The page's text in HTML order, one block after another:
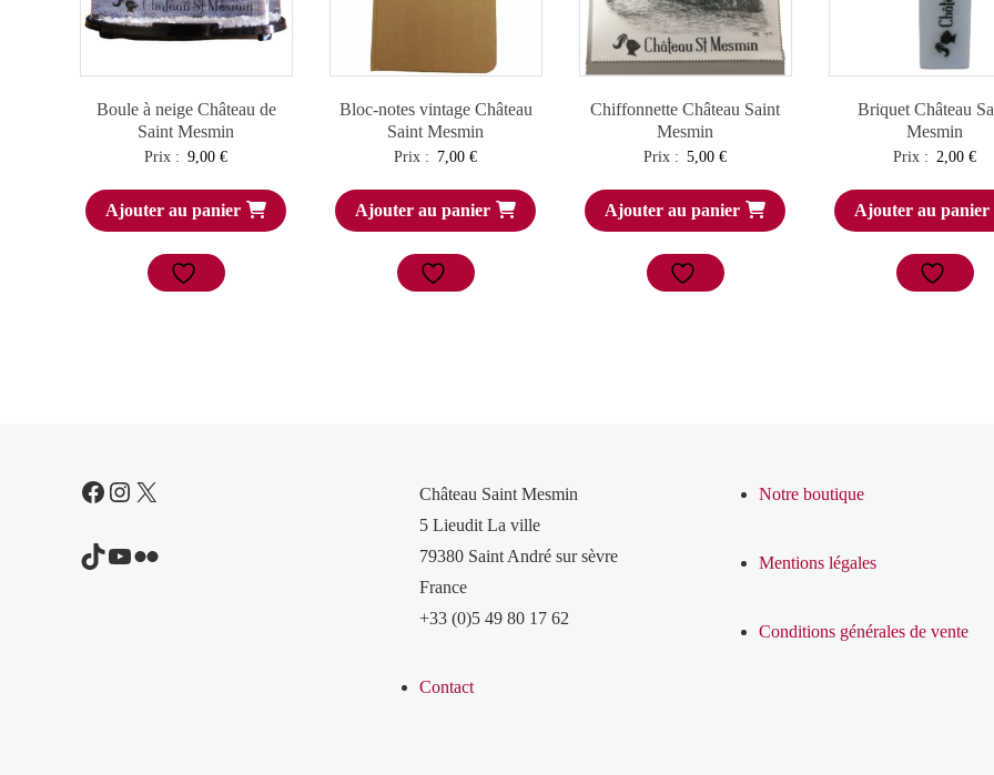
Boule à neige Château de
Saint Mesmin
Prix : 9,00€
Ajouter au panier
Bloc-notes vintage Château
Saint Mesmin
Prix : 7,00€
Ajouter au panier
Chiffonnette Château Saint
Mesmin
Prix : 5,00€
Ajouter au panier
Briquet Château
Mesmin
Prix : 2,00€
Ajouter au panier
Facebook
Instagram
X
TikTok
YouTube
Flickr
Château Saint Mesmin
5 Lieudit La ville
79380 Saint André sur sèvre
France
+33 (0)5 49 80 17 62
Contact
Notre boutique
Mentions légales
Conditions générales de vente